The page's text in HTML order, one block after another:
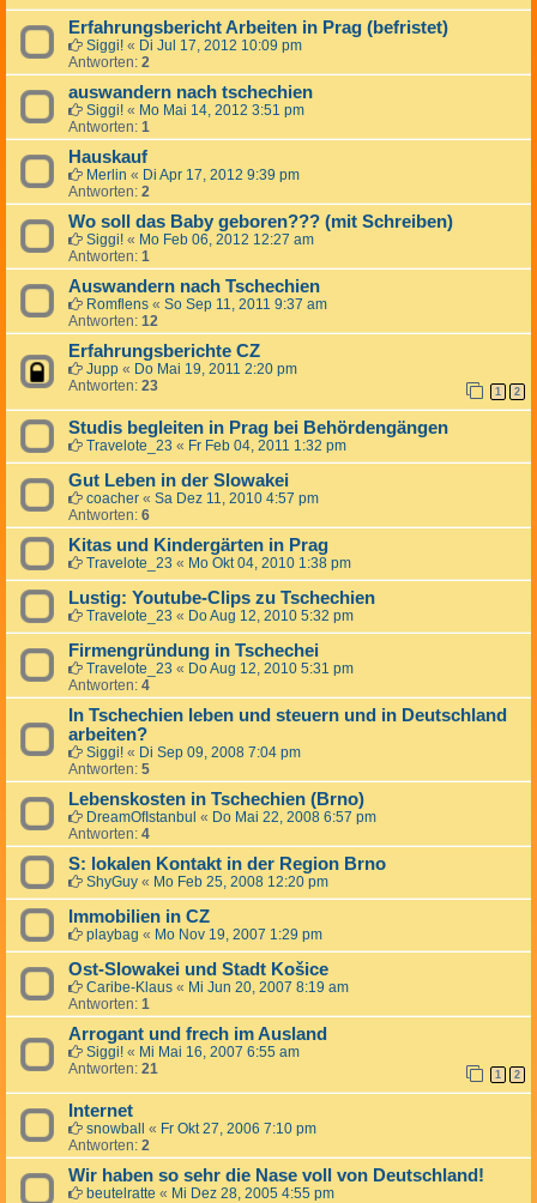
Erfahrungsbericht Arbeiten in Prag (befristet)
Siggi! « Di Jul 17, 2012 10:09 pm
Antworten: 2
auswandern nach tschechien
Siggi! « Mo Mai 14, 2012 3:51 pm
Antworten: 1
Hauskauf
Merlin « Di Apr 17, 2012 9:39 pm
Antworten: 2
Wo soll das Baby geboren??? (mit Schreiben)
Siggi! « Mo Feb 06, 2012 12:27 am
Antworten: 1
Auswandern nach Tschechien
Romflens « So Sep 11, 2011 9:37 am
Antworten: 12
Erfahrungsberichte CZ
Jupp « Do Mai 19, 2011 2:20 pm
Antworten: 23 1 2
Studis begleiten in Prag bei Behördengängen
Travelote_23 « Fr Feb 04, 2011 1:32 pm
Gut Leben in der Slowakei
coacher « Sa Dez 11, 2010 4:57 pm
Antworten: 6
Kitas und Kindergärten in Prag
Travelote_23 « Mo Okt 04, 2010 1:38 pm
Lustig: Youtube-Clips zu Tschechien
Travelote_23 « Do Aug 12, 2010 5:32 pm
Firmengründung in Tschechei
Travelote_23 « Do Aug 12, 2010 5:31 pm
Antworten: 4
In Tschechien leben und steuern und in Deutschland
arbeiten?
Siggi! « Di Sep 09, 2008 7:04 pm
Antworten: 5
Lebenskosten in Tschechien (Brno)
DreamOfIstanbul « Do Mai 22, 2008 6:57 pm
Antworten: 4
S: lokalen Kontakt in der Region Brno
ShyGuy « Mo Feb 25, 2008 12:20 pm
Immobilien in CZ
playbag « Mo Nov 19, 2007 1:29 pm
Ost-Slowakei und Stadt Košice
Caribe-Klaus « Mi Jun 20, 2007 8:19 am
Antworten: 1
Arrogant und frech im Ausland
Siggi! « Mi Mai 16, 2007 6:55 am
Antworten: 21 1 2
Internet
snowball « Fr Okt 27, 2006 7:10 pm
Antworten: 2
Wir haben so sehr die Nase voll von Deutschland!
beutelratte « Mi Dez 28, 2005 4:55 pm